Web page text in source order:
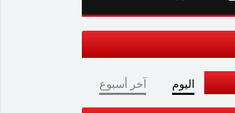
اليوم آخر أسبوع